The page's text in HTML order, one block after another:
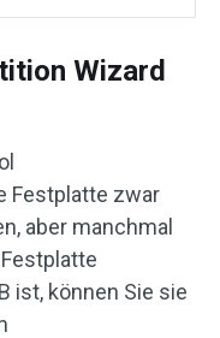
Wizard
Festplatte zwar
aber manchmal
ist, können Sie sie